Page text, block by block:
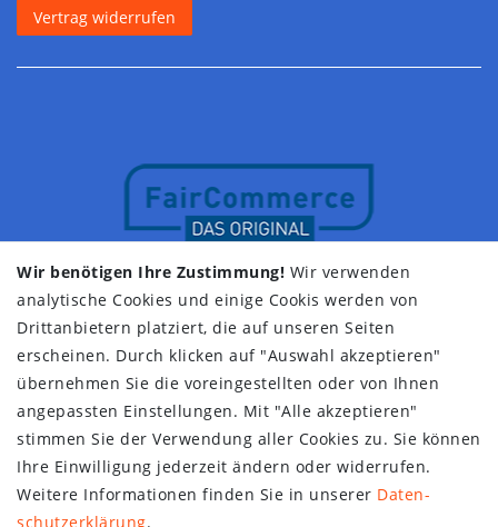
Vertrag widerrufen
Wir benötigen Ihre Zustimmung! Wir verwenden
analytische Cookies und einige Cookis werden von
Drittanbietern platziert, die auf unseren Seiten
erscheinen. Durch klicken auf "Auswahl akzeptieren"
übernehmen Sie die voreingestellten oder von Ihnen
angepassten Einstellungen. Mit "Alle akzeptieren"
stimmen Sie der Verwendung aller Cookies zu. Sie können
Ihre Einwilligung jederzeit ändern oder widerrufen.
Weitere Informationen finden Sie in unserer Daten­
schutz­erklärung.